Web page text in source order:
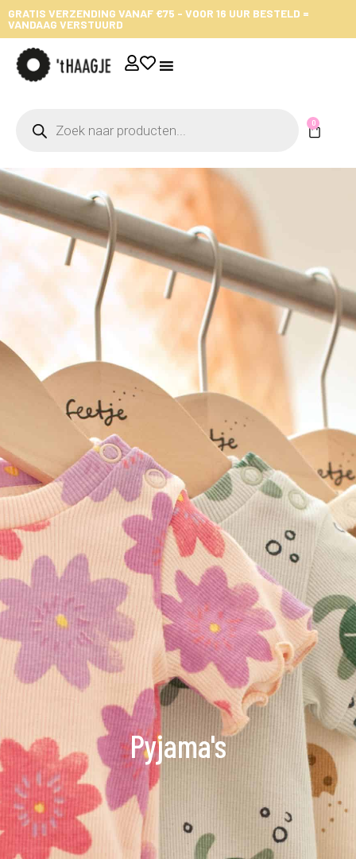
GRATIS VERZENDING VANAF €75 - VOOR 16 UUR BESTELD =
VANDAAG VERSTUURD
0
Pyjama's